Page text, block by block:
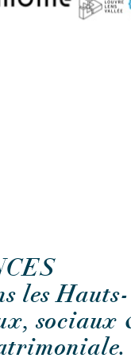
les Hauts-
sociaux